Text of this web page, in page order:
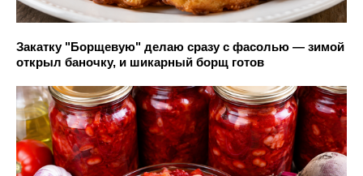
Закатку "Борщевую" делаю сразу с фасолью — зимой
открыл баночку, и шикарный борщ готов